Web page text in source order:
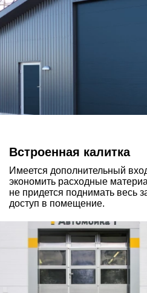
Встроенная калитка
Имеется дополнительный
экономить расходные
не придется поднимать весь
доступ в помещение.